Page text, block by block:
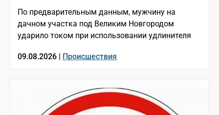
По предварительным данным, мужчину на
дачном участка под Великим Новгородом
ударило током при использовании удлинителя
09.08.2026 | Происшествия